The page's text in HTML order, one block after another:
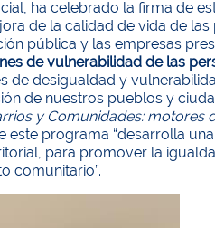
ha celebrado la firma de
de la calidad de vida de
pública y las empresas
de vulnerabilidad de las
de desigualdad y
de nuestros pueblos y
y Comunidades: motores
programa “desarrolla
para promover la
comunitario”.